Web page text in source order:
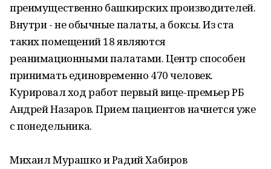
преимущественно башкирских производителей.
Внутри - не обычные палаты, а боксы. Из ста
таких помещений 18 являются
реанимационными палатами. Центр способен
принимать единовременно 470 человек.
Курировал ход работ первый вице-премьер РБ
Андрей Назаров. Прием пациентов начнется уже
с понедельника.
Михаил Мурашко и Радий Хабиров